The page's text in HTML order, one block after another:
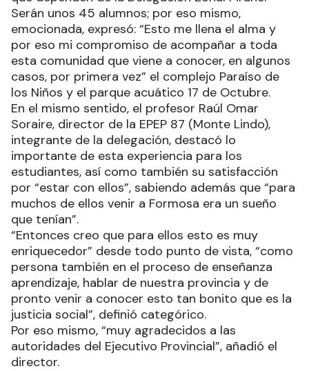
Serán unos 45 alumnos; por eso mismo,
emocionada, expresó: “Esto me llena el alma y
por eso mi compromiso de acompañar a toda
esta comunidad que viene a conocer, en algunos
casos, por primera vez” el complejo Paraíso de
los Niños y el parque acuático 17 de Octubre.
En el mismo sentido, el profesor Raúl Omar
Soraire, director de la EPEP 87 (Monte Lindo),
integrante de la delegación, destacó lo
importante de esta experiencia para los
estudiantes, así como también su satisfacción
por “estar con ellos”, sabiendo además que “para
muchos de ellos venir a Formosa era un sueño
que tenían”.
“Entonces creo que para ellos esto es muy
enriquecedor” desde todo punto de vista, “como
persona también en el proceso de enseñanza
aprendizaje, hablar de nuestra provincia y de
pronto venir a conocer esto tan bonito que es la
justicia social”, definió categórico.
Por eso mismo, “muy agradecidos a las
autoridades del Ejecutivo Provincial”, añadió el
director.